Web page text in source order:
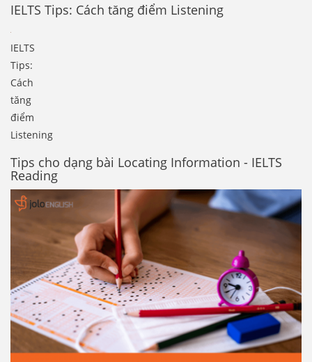
IELTS Tips: Cách tăng điểm Listening
IELTS
Tips:
Cách
tăng
điểm
Listening
Tips cho dạng bài Locating Information - IELTS
Reading